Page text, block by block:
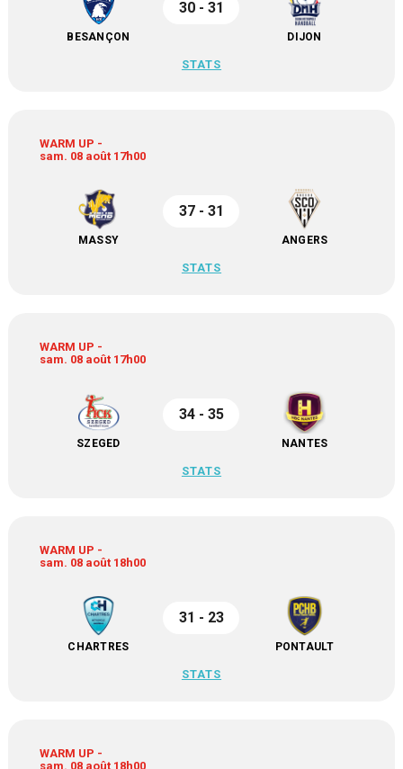
BESANÇON
30 - 31
DIJON
STATS
WARM UP -
sam. 08 août 17h00
MASSY
37 - 31
ANGERS
STATS
WARM UP -
sam. 08 août 17h00
SZEGED
34 - 35
NANTES
STATS
WARM UP -
sam. 08 août 18h00
CHARTRES
31 - 23
PONTAULT
STATS
WARM UP -
sam. 08 août 18h00